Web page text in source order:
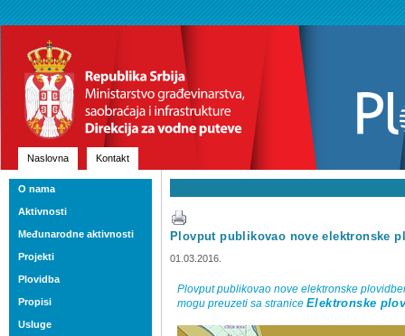
Naslovna Kontakt
Plovput publikovao nove elektronske
01.03.2016.
Plovput publikovao nove elektronske
mogu preuzeti sa straniceElektronske
O nama
Aktivnosti
Međunarodne aktivnosti
Projekti
Plovidba
Propisi
Usluge